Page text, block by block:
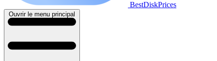
BestDiskPrices
Ouvrir le menu principal